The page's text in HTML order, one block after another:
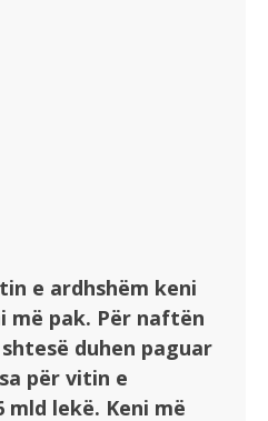
e ardhshëm keni
më pak. Për naftën
duhen paguar
për vitin e
mld lekë. Keni më